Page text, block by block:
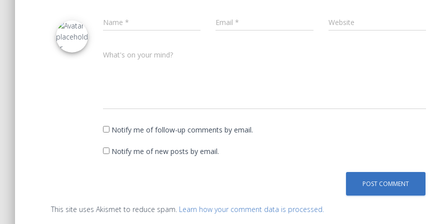
Name * Email * Website
What's on your mind?
Notify me of follow-up comments by email.
Notify me of new posts by email.
This site uses Akismet to reduce spam. Learn how your comment data is processed.